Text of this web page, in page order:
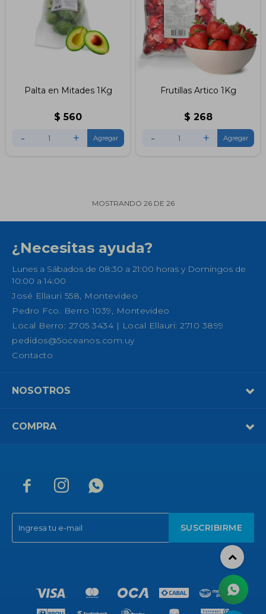
Palta en Mitades 1Kg
$ 560
- +
Frutillas Artico 1Kg
$ 268
- +
MOSTRANDO 26DE 26
  
SUSCRIBIRME
¿Necesitas ayuda?
Lunes a Sábados de 08:30 a 21:00 horas y Domingos de
10:00 a 14:00
José Ellauri 558, Montevideo
Pedro Fco. Berro 1039, Montevideo
Local Berro: 2705 3434 | Local Ellauri: 2710 3899
pedidos@5oceanos.com.uy
Contacto
NOSOTROS
COMPRA